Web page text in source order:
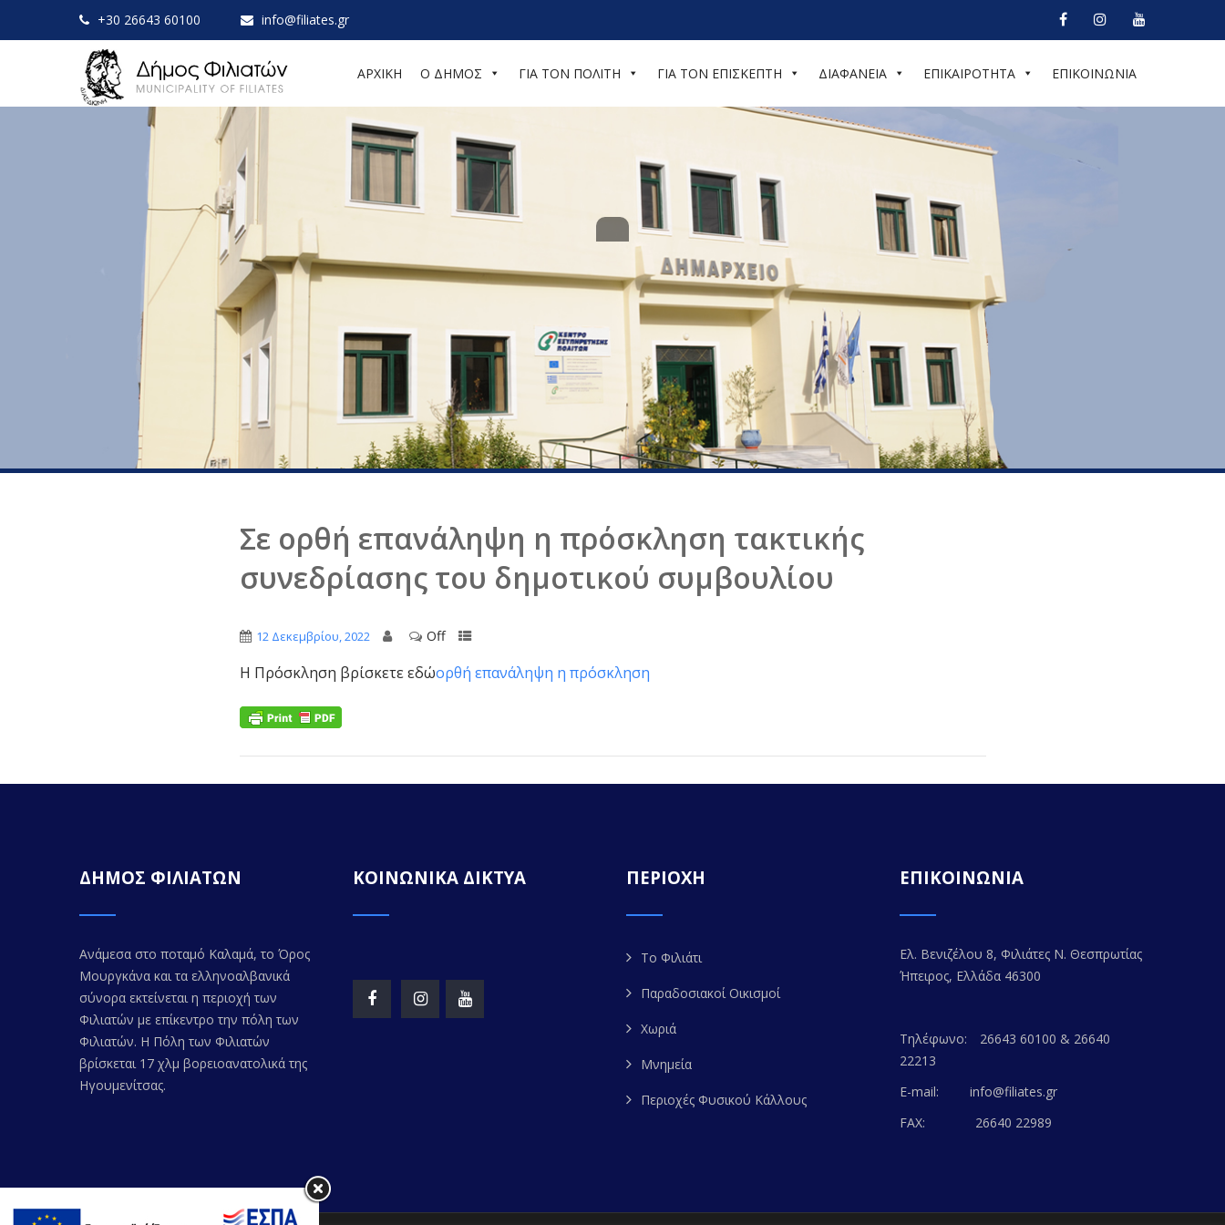
+30 26643 60100 info@filiates.gr
ΑΡΧΙΚΗ Ο ΔΗΜΟΣ ΓΙΑ ΤΟΝ ΠΟΛΙΤΗ ΓΙΑ ΤΟΝ ΕΠΙΣΚΕΠΤΗ ΔΙΑΦΑΝΕΙΑ ΕΠΙΚΑΙΡΟΤΗΤΑ ΕΠΙΚΟΙΝΩΝΙΑ
Σε ορθή επανάληψη η πρόσκληση τακτικής
συνεδρίασης του δημοτικού συμβουλίου
12 Δεκεμβρίου, 2022 Off
Η Πρόσκληση βρίσκετε εδώορθή επανάληψη η πρόσκληση
ΔΗΜΟΣ ΦΙΛΙΑΤΩΝ
Ανάμεσα στο ποταμό Καλαμά, το Όρος
Μουργκάνα και τα ελληνοαλβανικά
σύνορα εκτείνεται η περιοχή των
Φιλιατών με επίκεντρο την πόλη των
Φιλιατών. Η Πόλη των Φιλιατών
βρίσκεται 17 χλμ βορειοανατολικά της
Ηγουμενίτσας.
ΚΟΙΝΩΝΙΚΑ ΔΙΚΤΥΑ ΠΕΡΙΟΧΗ
Το Φιλιάτι
Παραδοσιακοί Οικισμοί
Χωριά
Μνημεία
Περιοχές Φυσικού Κάλλους
ΕΠΙΚΟΙΝΩΝΙΑ
Ελ. Βενιζέλου 8, Φιλιάτες Ν. Θεσπρωτίας
Ήπειρος, Ελλάδα 46300
Τηλέφωνο:
26643 60100 & 26640
22213
E-mail:
info@filiates.gr
FAX:
26640 22989